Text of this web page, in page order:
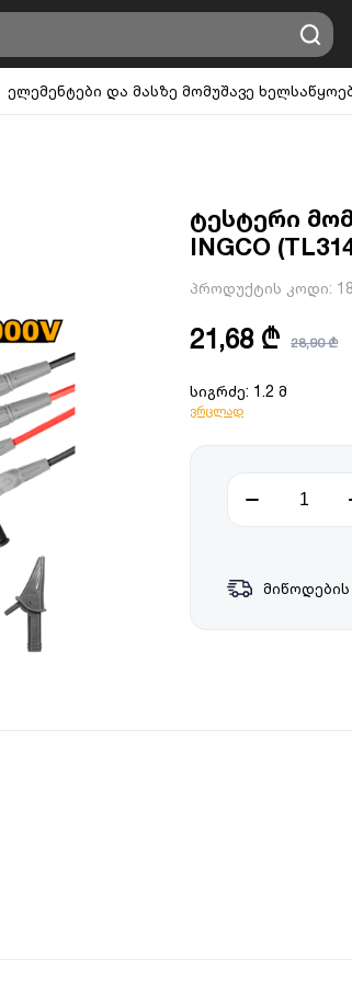
ელემენტები და მასზე მომუშავე
ტესტერი
INGCO
პროდუქტის კოდი:
21,68 ₾ 28,90 ₾
სიგრძე: 1.2 მ
ვრცლად